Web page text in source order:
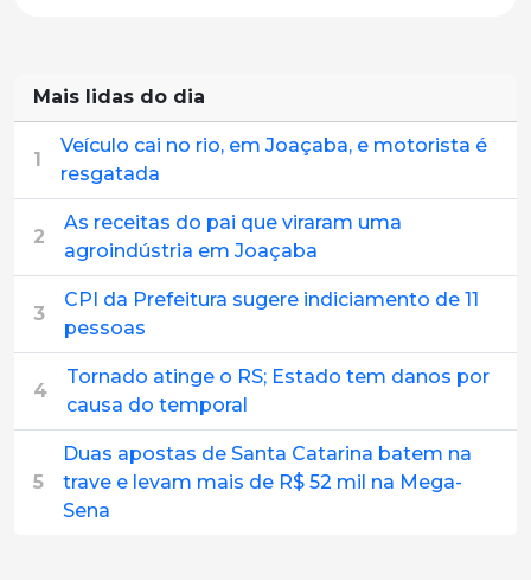
Mais lidas do dia
1
Veículo cai no rio, em Joaçaba, e motorista é
resgatada
2
As receitas do pai que viraram uma
agroindústria em Joaçaba
3
CPI da Prefeitura sugere indiciamento de 11
pessoas
4
Tornado atinge o RS; Estado tem danos por
causa do temporal
5
Duas apostas de Santa Catarina batem na
trave e levam mais de R$ 52 mil na Mega-
Sena